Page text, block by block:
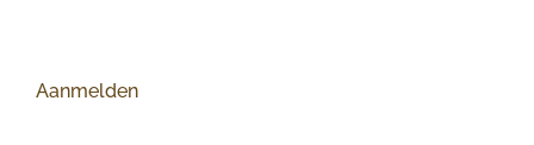
Aanmelden